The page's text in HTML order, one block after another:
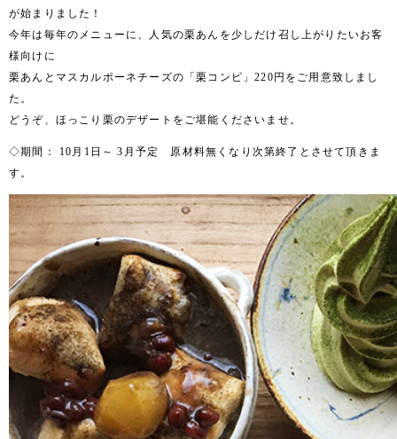
が始まりました！
今年は毎年のメニューに、人気の栗あんを少しだけ召し上がりたいお客
様向けに
栗あんとマスカルポーネチーズの「栗コンビ」220円をご用意致しまし
た。
どうぞ、ほっこり栗のデザートをご堪能くださいませ。
◇期間： 10月1日～ 3月予定 原材料無くなり次第終了とさせて頂きま
す。